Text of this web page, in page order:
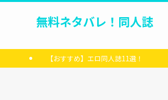
無料ネタバレ！同人誌
【おすすめ】エロ同人誌11選！